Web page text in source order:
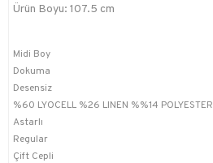
Ürün Boyu: 107.5 cm
Midi Boy
Dokuma
Desensiz
%60 LYOCELL %26 LINEN %%14 POLYESTER
Astarlı
Regular
Çift Cepli